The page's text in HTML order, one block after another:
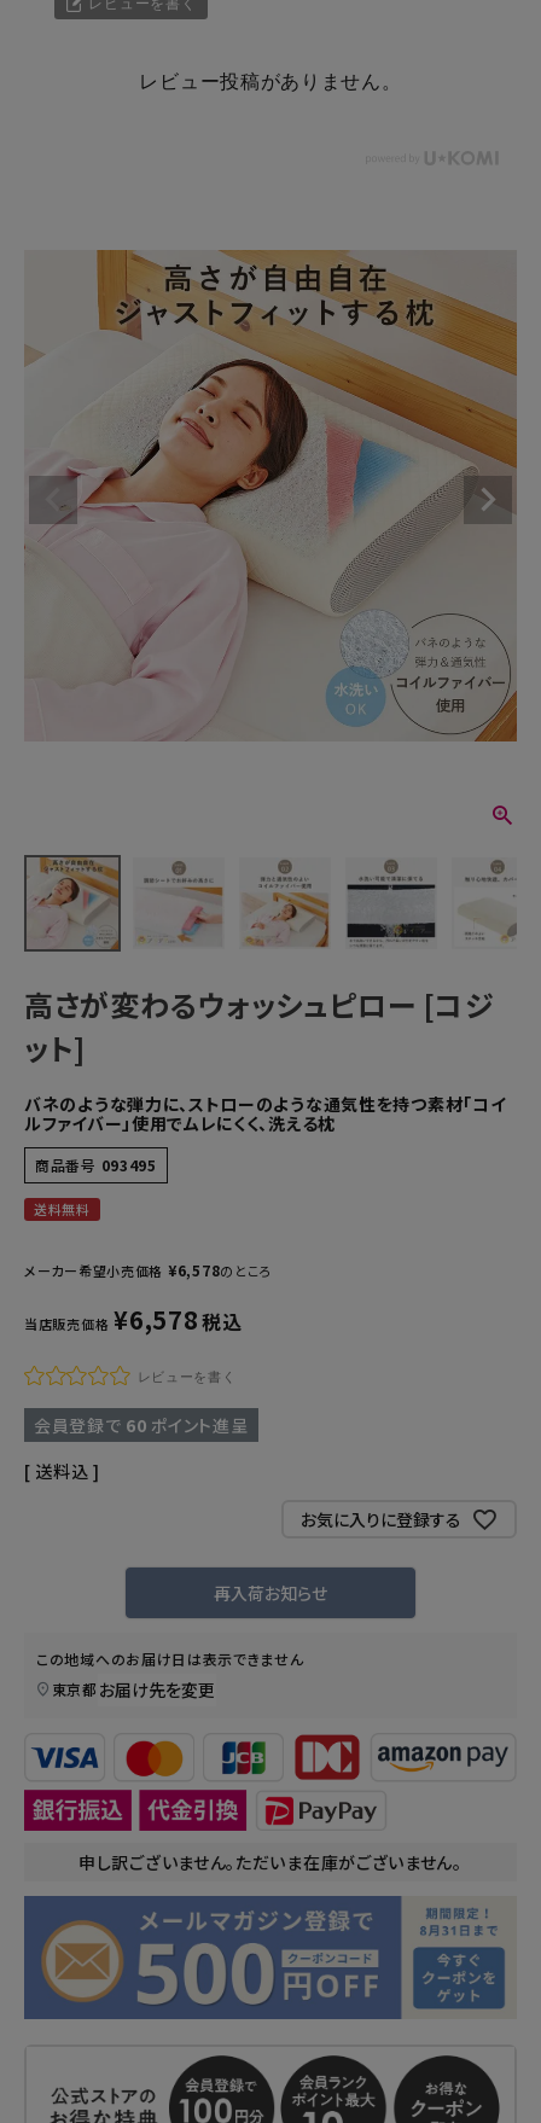
レビューを書く
レビュー投稿がありません。
高さが変わるウォッシュピロー [コジ
ット]
バネのような弾力に、ストローのような通気性を持つ素材「コイ
ルファイバー」使用でムレにくく、洗える枕
商品番号 093495
送料無料
メーカー希望小売価格 ¥6,578のところ
当店販売価格 ¥6,578税込
レビューを書く
会員登録で 60 ポイント進呈
送料込
お気に入りに登録する
再入荷お知らせ
この地域へのお届け日は表示できません
東京都 お届け先を変更
申し訳ございません。ただいま在庫がございません。